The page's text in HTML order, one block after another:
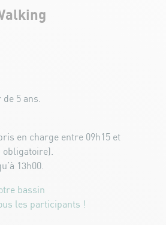
5 ans.
en charge entre 09h15 et
obligatoire).
13h00.
bassin
les participants !